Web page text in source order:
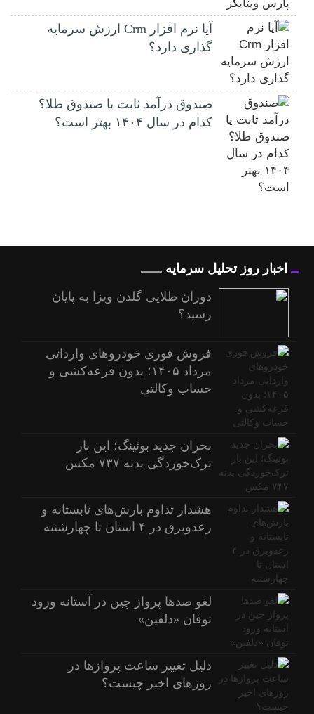
آیا نرم افزار Crm ارزش سرمایه
گذاری دارد؟
صندوق درآمد ثابت یا صندوق طلا؟
کدام در سال ۱۴۰۴ بهتر است؟
اخبار روز تحلیل سرمایه
دوران طلایی گلدن ویزا به پایان
رسید؟
فروش فوری خودروهای وارداتی
مرداد ۱۴۰۵؛ بدون قرعه‌کشی و
حساب وکالتی
بحران جدید بوئینگ؛ این بار
ترک‌خوردگی بدنه ۷۳۷ مکس
هشدار تداوم بارش‌های تابستانه و
رعدوبرق در ۴ استان تا چهارشنبه
لغو صدها پرواز چین در آستانه ورود
توفان «دلفین»
دلیل تغییر ساعت پروازها در
روزهای اخیر چیست؟